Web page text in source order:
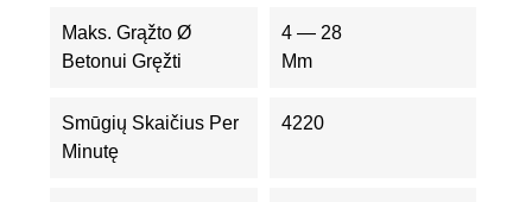
Maks. Grąžto Ø
Betonui Gręžti
4 — 28
Mm
Smūgių Skaičius Per
Minutę
4220